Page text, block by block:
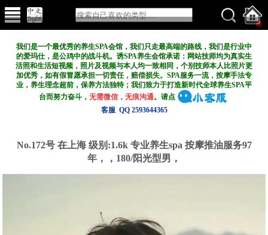
我们是一个最优秀的养生SPA会馆，我们只走最高端的路线，我们是行业中
的爱玛仕，是公鸡中的战斗机。诱SPA养生会馆承诺：网站技师均为真实生
活照和生活短视频，照片及视频与本人均一致相同，个别技师本人比照片更
加优秀，如有假冒愿承担一切责任，赔偿损失。SPA服务一流，按摩手法专
业，养生理念超前，保养方法独特；我们致力于打造新时代全球养生SPA平
台而努力奋斗，无需微信，无痕沟通。请点
客服 QQ 2593644365
No.172号 在上海 级别:1.6k 专业养生spa 按摩推油服务97
年，，180/阳光型男，